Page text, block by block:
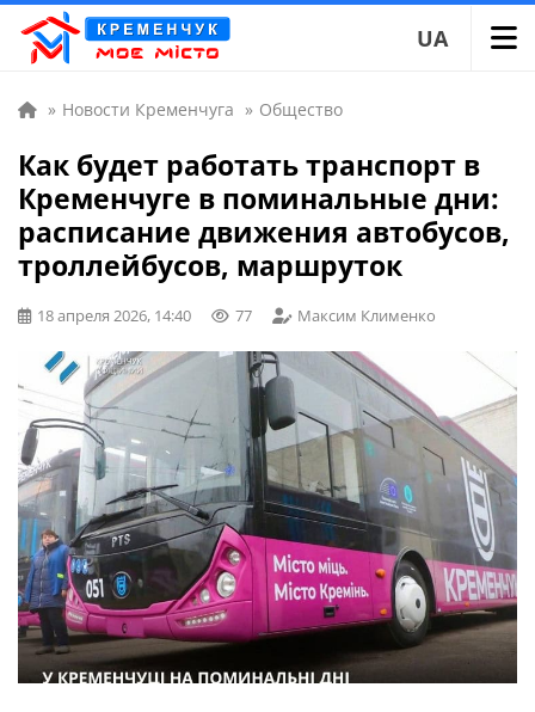
UA
» Новости Кременчуга » Общество
Как будет работать транспорт в
Кременчуге в поминальные дни:
расписание движения автобусов,
троллейбусов, маршруток
18 апреля 2026, 14:40 77 Максим Клименко